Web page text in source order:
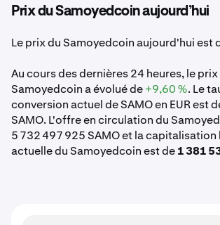
Prix du Samoyedcoin aujourd’hui
Le prix du Samoyedcoin aujourd'hui est
Au cours des dernières 24 heures, le prix
Samoyedcoin a évolué de+9,60 %. Le
conversion actuel de SAMO en EUR est
SAMO. L'offre en circulation du
5 732 497 925 SAMO et la
actuelle du Samoyedcoin est de1 381